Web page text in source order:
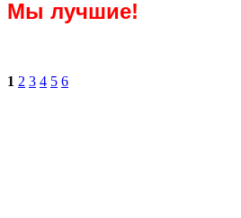
Мы лучшие!
1 2 3 4 5 6